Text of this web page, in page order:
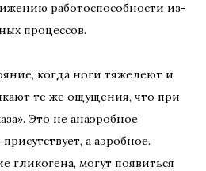
работоспособности из-
процессов.
когда ноги тяжелеют и
те же ощущения, что при
Это не анаэробное
а аэробное.
гликогена, могут появиться